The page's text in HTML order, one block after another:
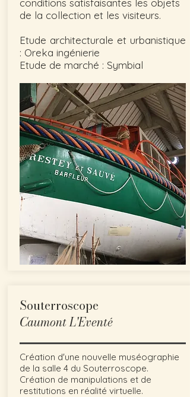
conditions satisfaisantes les objets
de la collection et les visiteurs.
Etude architecturale et urbanistique
: Oreka ingénierie
Etude de marché : Symbial
Souterroscope
Caumont L'Eventé
Création d'une nouvelle muséographie
de la salle 4 du Souterroscope.
Création de manipulations et de
restitutions en réalité virtuelle.